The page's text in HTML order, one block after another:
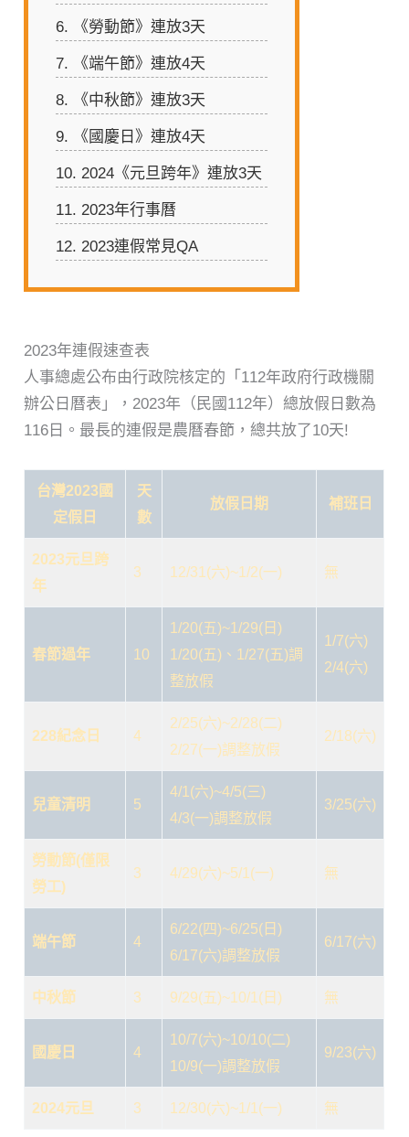
6. 《勞動節》連放3天
7. 《端午節》連放4天
8. 《中秋節》連放3天
9. 《國慶日》連放4天
10. 2024《元旦跨年》連放3天
11. 2023年行事曆
12. 2023連假常見QA
2023年連假速查表
人事總處公布由行政院核定的「112年政府行政機關
辦公日曆表」，2023年（民國112年）總放假日數為
116日。最長的連假是農曆春節，總共放了10天!
台灣2023國
定假日
天
數
放假日期 補班日
2023元旦跨
年
3 12/31(六)~1/2(一) 無
春節過年 10
1/20(五)~1/29(日)
1/20(五)、1/27(五)調
整放假
1/7(六)
2/4(六)
228紀念日 4
2/25(六)~2/28(二)
2/27(一)調整放假
2/18(六)
兒童清明 5
4/1(六)~4/5(三)
4/3(一)調整放假
3/25(六)
勞動節(僅限
勞工)
3 4/29(六)~5/1(一) 無
端午節 4
6/22(四)~6/25(日)
6/17(六)調整放假
6/17(六)
中秋節 3 9/29(五)~10/1(日) 無
國慶日 4
10/7(六)~10/10(二)
10/9(一)調整放假
9/23(六)
2024元旦 3 12/30(六)~1/1(一) 無